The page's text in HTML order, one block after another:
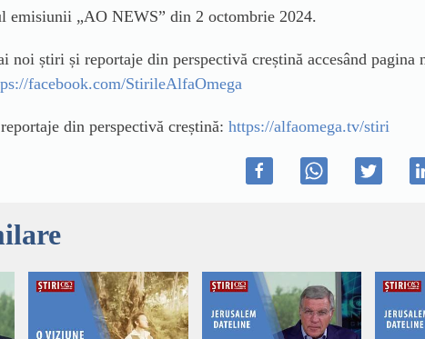
emisiunii „AO NEWS” din 2 octombrie 2024.
noi știri și reportaje din perspectivă creștină accesând pagina
facebook.com/StirileAlfaOmega
din perspectivă creștină: https://alfaomega.tv/stiri